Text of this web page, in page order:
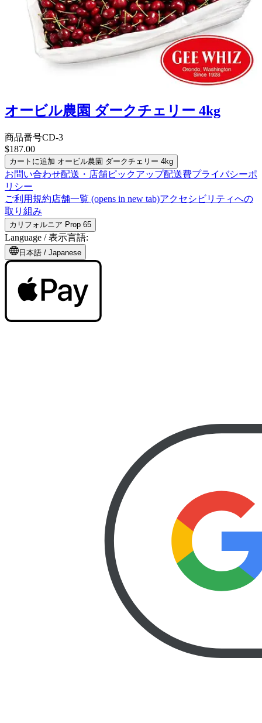
オービル農園 ダークチェリー 4kg
商品番号CD-3
$187.00
カートに追加 オービル農園 ダークチェリー 4kg
お問い合わせ配送・店舗ピックアップ配送費プライバシーポ
リシー
ご利用規約店舗一覧 (opens in new tab)アクセシビリティへの
取り組み
カリフォルニア Prop 65
Language /表示言語:
日本語 / Japanese